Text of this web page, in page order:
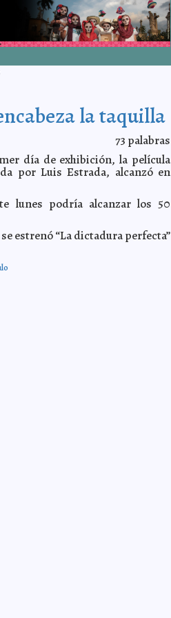
la taquilla
73 palabras
día de exhibición, la película
por Luis Estrada, alcanzó en
lunes podría alcanzar los 50
estrenó “La dictadura perfecta”